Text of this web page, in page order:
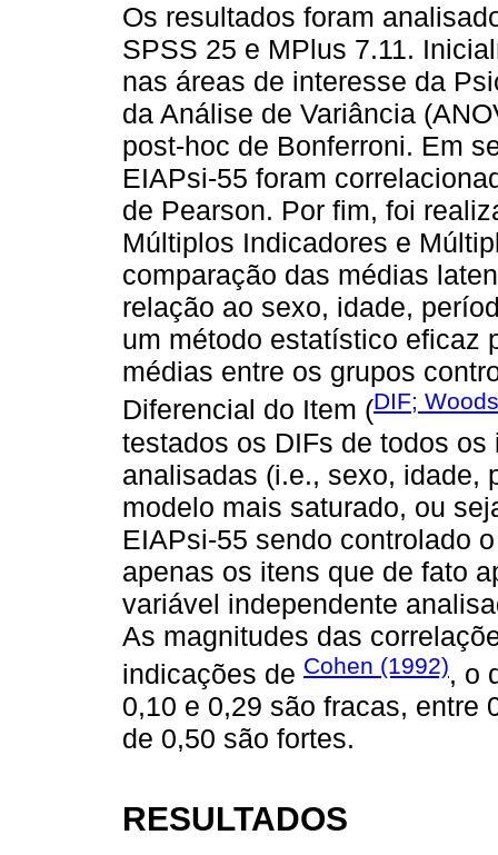
Os resultados foram
SPSS 25 e MPlus 7.11.
nas áreas de interesse da
da Análise de Variância
post-hoc de Bonferroni. Em
EIAPsi-55 foram
de Pearson. Por fim, foi
Múltiplos Indicadores e
comparação das médias
relação ao sexo, idade,
um método estatístico eficaz
médias entre os grupos
Diferencial do Item (DIF;
testados os DIFs de todos
analisadas (i.e., sexo, idade,
modelo mais saturado, ou
EIAPsi-55 sendo controlado
apenas os itens que de fato
variável independente
As magnitudes das
indicações de Cohen (1992), o
0,10 e 0,29 são fracas, entre
de 0,50 são fortes.
RESULTADOS